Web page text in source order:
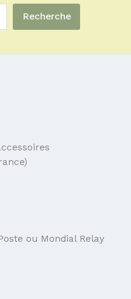
Recherche
ou Mondial Relay